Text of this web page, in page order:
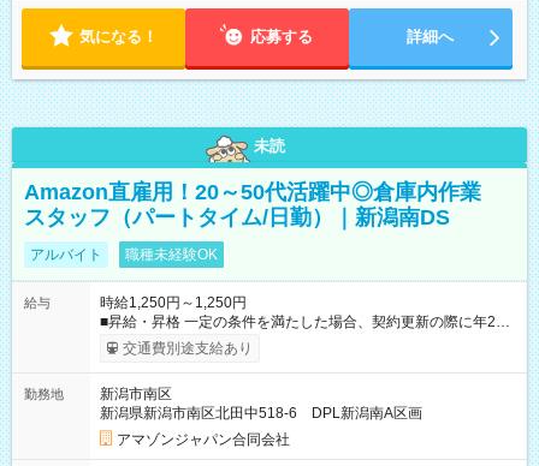
気になる！ 応募する 詳細へ
未読
Amazon直雇用！20～50代活躍中◎倉庫内作業
スタッフ（パートタイム/日勤）｜新潟南DS
アルバイト 職種未経験OK
給与
時給1,250円～1,250円
■昇給・昇格 一定の条件を満たした場合、契約更新の際に年2回
まで昇給の機会があります。 ■正社員登用制度あり ※月末締/翌
月25日支払い ※時間外手当、別途支給 ※深夜割増賃金 (22:00～
☆Amazon直雇用で安定して働けます！ 【試用期間】試用期間
あり 試用期間の長さ：1週間 雇用形態、給与は本採用時と同じ
です。
交通費別途支給あり
勤務地
新潟市南区
新潟県新潟市南区北田中518-6 DPL新潟南A区画
アマゾンジャパン合同会社